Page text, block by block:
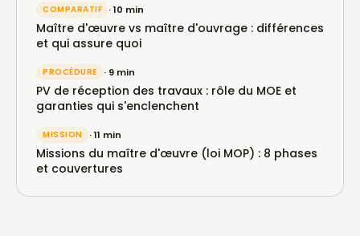
COMPARATIF · 10 min
Maître d'œuvre vs maître d'ouvrage : différences
et qui assure quoi
PROCÉDURE · 9 min
PV de réception des travaux : rôle du MOE et
garanties qui s'enclenchent
MISSION · 11 min
Missions du maître d'œuvre (loi MOP) : 8 phases
et couvertures